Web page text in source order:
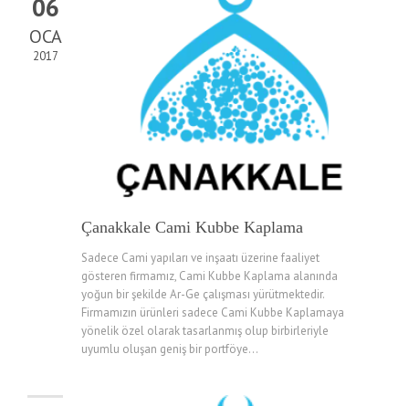
06
OCA
2017
Çanakkale Cami Kubbe Kaplama
Sadece Cami yapıları ve inşaatı üzerine faaliyet
gösteren firmamız, Cami Kubbe Kaplama alanında
yoğun bir şekilde Ar-Ge çalışması yürütmektedir.
Firmamızın ürünleri sadece Cami Kubbe Kaplamaya
yönelik özel olarak tasarlanmış olup birbirleriyle
uyumlu oluşan geniş bir portföye...